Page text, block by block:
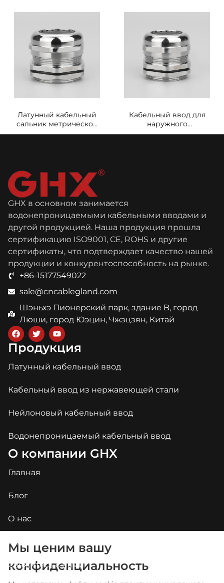
соединение
уплотнительное
Латунный кабельный
сальник метрической
серии M48*1.5
Кабельный ввод для
наружного
оборудования
GHX в основном занимается
водонепроницаемыми кабельными вводами и
другой продукцией. Наша продукция прошла
сертификацию ISO9001, CE, ROHS и другие
сертификаты, что подтверждает качество нашей
продукции и конкурентоспособность на рынке.
+86-15177549022
sale@cncablegland.com
Шэньхэ Пионерский парк, здание B, город
Люши, город Юэцин, Чжэцзян, Китай
Продукция
Латунный кабельный ввод
Кабельный ввод из нержавеющей стали
Нейлоновый кабельный ввод
Водонепроницаемый кабельный ввод
О компании GHX
Главная
Блог
О нас
Приложения
Свяжитесь с нами
Мы ценим вашу
конфиденциальность